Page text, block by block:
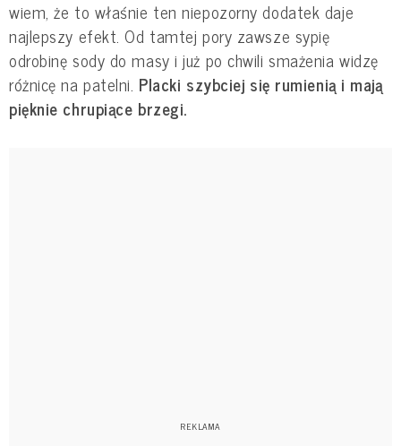
wiem, że to właśnie ten niepozorny dodatek daje
najlepszy efekt. Od tamtej pory zawsze sypię
odrobinę sody do masy i już po chwili smażenia widzę
różnicę na patelni. Placki szybciej się rumienią i mają
pięknie chrupiące brzegi.